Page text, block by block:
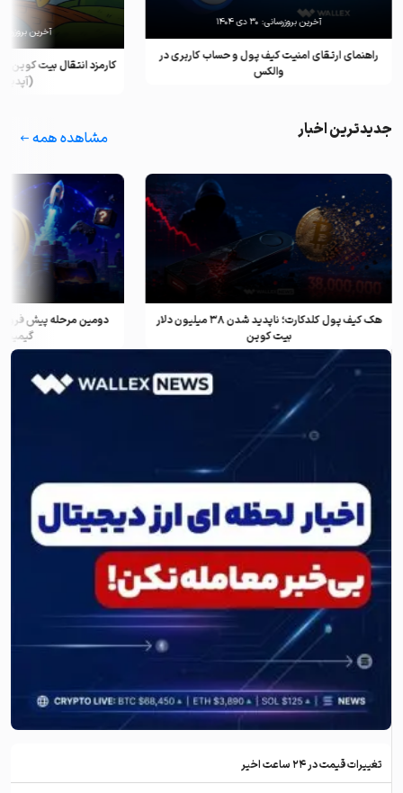
راهنمای ارتقای امنیت کیف پول و حساب کاربری در
والکس
آخرین بروزرسانی: ۳۰ دی ۱۴۰۴
کارمزد انتقال بیت کوین
(آپدیت
آخرین
جدیدترین اخبار مشاهده همه
هک کیف پول کلدکارت؛ ناپدید شدن ۳۸ میلیون دلار
بیت کوین
دومین مرحله پیش
تغییرات قیمت در ۲۴ ساعت اخیر